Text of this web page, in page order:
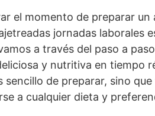
el momento de preparar un
jornadas laborales
a través del paso a
y nutritiva en tiempo
sencillo de preparar, sino
a cualquier dieta y